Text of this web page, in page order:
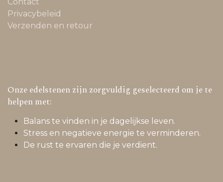
Privacybeleid
Verzenden en retour
Onze edelstenen zijn zorgvuldig geselecteerd om je te
helpen met:
Balans te vinden in je dagelijkse leven.
Stress en negatieve energie te verminderen.
De rust te ervaren die je verdient.